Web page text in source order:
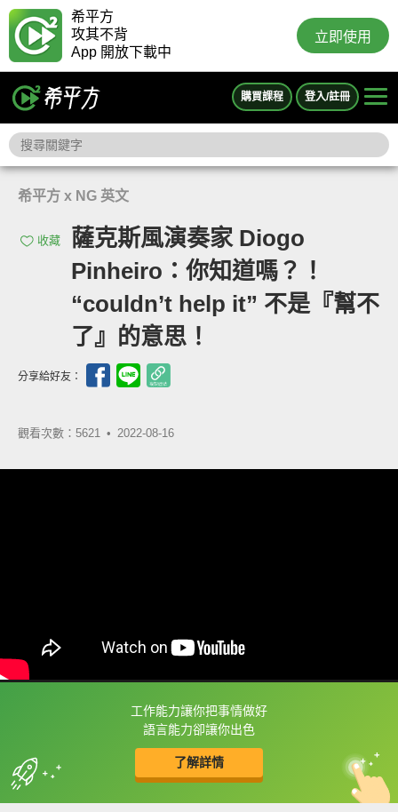
希平方
攻其不背
App 開放下載中
立即使用
購買課程 登入/註冊
希平方 x NG 英文
收藏
薩克斯風演奏家 Diogo
Pinheiro：你知道嗎？！
“couldn’t help it” 不是『幫不
了』的意思！
分享給好友：
觀看次數：5621 • 2022-08-16
工作能力讓你把事情做好
語言能力卻讓你出色
了解詳情
框選或點兩下字幕可以直接查字典喔！